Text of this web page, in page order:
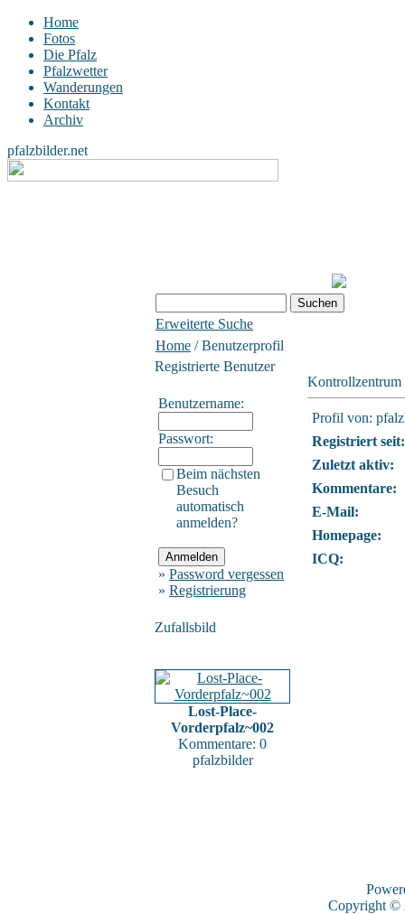
Home
Fotos
Die Pfalz
Pfalzwetter
Wanderungen
Kontakt
Archiv
pfalzbilder.net
Erweiterte Suche
Home / Benutzerprofil
Registrierte Benutzer
Benutzername:
Passwort:
Beim nächsten
Besuch
automatisch
anmelden?
» Password vergessen
» Registrierung
Zufallsbild
Lost-Place-
Vorderpfalz~002
Kommentare: 0
pfalzbilder
Kontrollzentrum
Profil von:
Registriert seit:
Zuletzt aktiv:
Kommentare:
E-Mail:
Homepage:
ICQ:
Copyright ©